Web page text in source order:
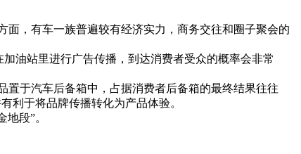
，有车一族普遍较有经济实力，商务交往和圈子聚会的
油站里进行广告传播，到达消费者受众的概率会非常
于汽车后备箱中，占据消费者后备箱的最终结果往往
利于将品牌传播转化为产品体验。
段”。